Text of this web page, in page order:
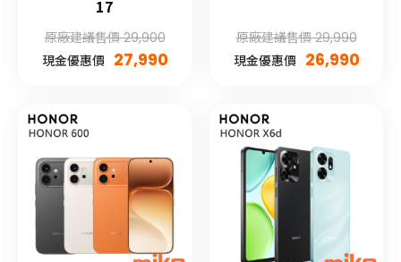
17
原廠建議售價 29,900
現金優惠價 27,990
原廠建議售價 29,990
現金優惠價 26,990